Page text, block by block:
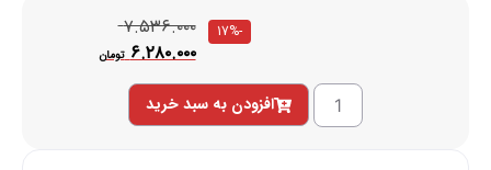
۷.۵۳۶.۰۰۰
۶.۲۸۰.۰۰۰ تومان
-17%
افزودن به سبد خرید